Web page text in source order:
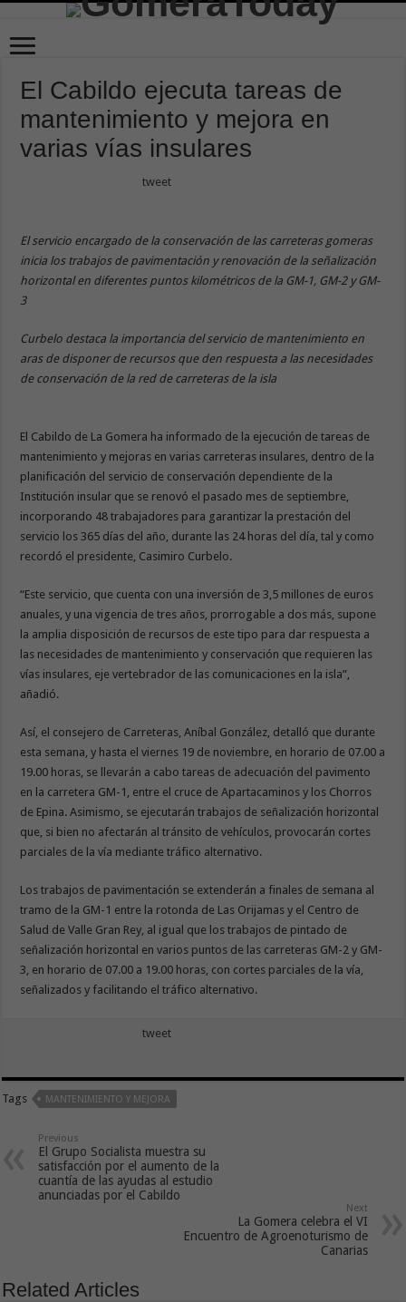
El Cabildo ejecuta tareas de
mantenimiento y mejora en
varias vías insulares
tweet
El servicio encargado de la conservación de las carreteras gomeras
inicia los trabajos de pavimentación y renovación de la señalización
horizontal en diferentes puntos kilométricos de la GM-1, GM-2 y GM-
3
Curbelo destaca la importancia del servicio de mantenimiento en
aras de disponer de recursos que den respuesta a las necesidades
de conservación de la red de carreteras de la isla
El Cabildo de La Gomera ha informado de la ejecución de tareas de
mantenimiento y mejoras en varias carreteras insulares, dentro de la
planificación del servicio de conservación dependiente de la
Institución insular que se renovó el pasado mes de septiembre,
incorporando 48 trabajadores para garantizar la prestación del
servicio los 365 días del año, durante las 24 horas del día, tal y como
recordó el presidente, Casimiro Curbelo.
“Este servicio, que cuenta con una inversión de 3,5 millones de euros
anuales, y una vigencia de tres años, prorrogable a dos más, supone
la amplia disposición de recursos de este tipo para dar respuesta a
las necesidades de mantenimiento y conservación que requieren las
vías insulares, eje vertebrador de las comunicaciones en la isla”,
añadió.
Así, el consejero de Carreteras, Aníbal González, detalló que durante
esta semana, y hasta el viernes 19 de noviembre, en horario de 07.00 a
19.00 horas, se llevarán a cabo tareas de adecuación del pavimento
en la carretera GM-1, entre el cruce de Apartacaminos y los Chorros
de Epina. Asimismo, se ejecutarán trabajos de señalización horizontal
que, si bien no afectarán al tránsito de vehículos, provocarán cortes
parciales de la vía mediante tráfico alternativo.
Los trabajos de pavimentación se extenderán a finales de semana al
tramo de la GM-1 entre la rotonda de Las Orijamas y el Centro de
Salud de Valle Gran Rey, al igual que los trabajos de pintado de
señalización horizontal en varios puntos de las carreteras GM-2 y GM-
3, en horario de 07.00 a 19.00 horas, con cortes parciales de la vía,
señalizados y facilitando el tráfico alternativo.
tweet
Tags MANTENIMIENTO Y MEJORA
Previous
El Grupo Socialista muestra su
satisfacción por el aumento de la
cuantía de las ayudas al estudio
anunciadas por el Cabildo
Next
La Gomera celebra el VI
Encuentro de Agroenoturismo de
Canarias
Related Articles